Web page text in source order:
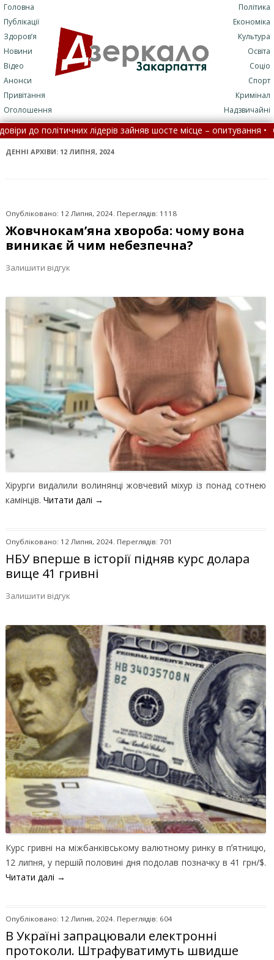
Головна
Публікації
Здоров’я
Новини
Відео
Анонси
Привітання
Оголошення
Політика
Економіка
Культура
Освіта
Соціо
Спорт
Кримінал
Надзвичайні
зайняв шосте місце – опитування •
Село на Закарпатті
лікарні стане складніше• На Закарпатті водність річок
ДЕННІ АРХІВИ: 12 ЛИПНЯ, 2024
Опубліковано: 12 Липня, 2024. Переглядів: 1118
Жовчнокам’яна хвороба: чому вона
виникає й чим небезпечна?
Залишити відгук
Хірурги видалили волинянці жовчевий міхур із понад сотнею
камінців. Читати далі →
Опубліковано: 12 Липня, 2024. Переглядів: 701
НБУ вперше в історії підняв курс долара
вище 41 гривні
Залишити відгук
Курс гривні на міжбанківському валютному ринку в пʼятницю,
12 липня, у першій половині дня подолав позначку в 41 грн/$.
Читати далі →
Опубліковано: 12 Липня, 2024. Переглядів: 604
В Україні запрацювали електронні
протоколи. Штрафуватимуть швидше